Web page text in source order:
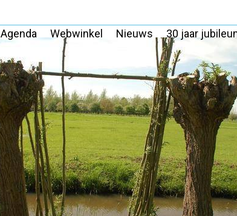
Agenda Webwinkel Nieuws 30 jaar